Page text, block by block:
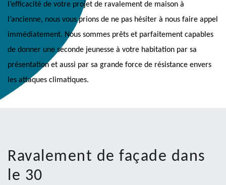
l’efficacité de votre projet de ravalement de maison à
l’ancienne, nous vous prions de ne pas hésiter à nous faire appel
immédiatement. Nous sommes prêts et parfaitement capables
de donner une seconde jeunesse à votre habitation par sa
présentation et aussi par sa grande force de résistance envers
les attaques climatiques.
Ravalement de façade dans
le 30